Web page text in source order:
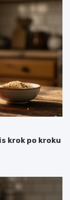
krok po kroku